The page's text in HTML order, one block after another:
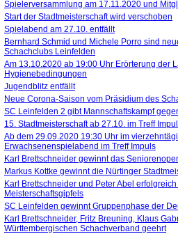
Spielerversammlung am 17.11.2020 und
Start der Stadtmeisterschaft wird verschoben
Spielabend am 27.10. entfällt
Bernhard Schmid und Michele Porro sind
Schachclubs Leinfelden
Am 13.10.2020 ab 19:00 Uhr Erörterung der
Hygienebedingungen
Jugendblitz entfällt
Neue Corona-Saison vom Präsidium des
SC Leinfelden 2 gibt Mannschaftskampf
15. Stadtmeisterschaft ab 27.10. im Treff
Ab dem 29.09.2020 19:30 Uhr im
Erwachsenenspielabend im Treff Impuls
Karl Brettschneider gewinnt das
Markus Kottke gewinnt die Nürtinger
Karl Brettschneider und Peter Abel
Meisterschaftsgipfels
SC Leinfelden gewinnt Gruppenphase der
Karl Brettschneider, Fritz Breuning, Klaus
Württembergischen Schachverband geehrt